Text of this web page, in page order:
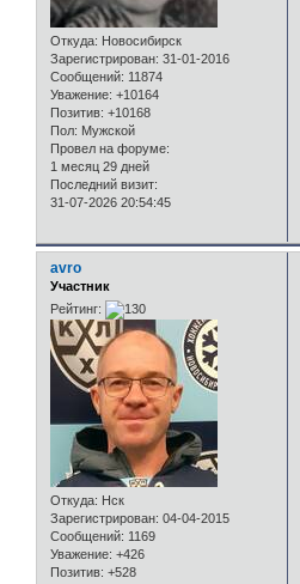
Откуда: Новосибирск
Зарегистрирован: 31-01-2016
Сообщений: 11874
Уважение: +10164
Позитив: +10168
Пол: Мужской
Провел на форуме:
1 месяц 29 дней
Последний визит:
31-07-2026 20:54:45
avro
Участник
Рейтинг:
Откуда: Нск
Зарегистрирован: 04-04-2015
Сообщений: 1169
Уважение: +426
Позитив: +528